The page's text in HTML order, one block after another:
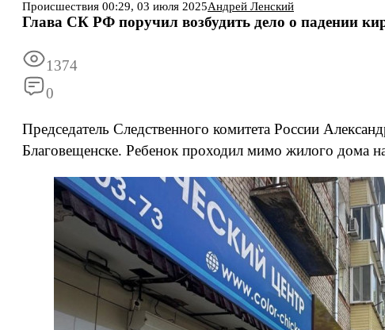
Информация
Происшествия 00:29, 03 июля 2025Андрей Ленский
Глава СК РФ поручил возбудить дело о падении
1374
0
Председатель Следственного комитета России
Благовещенске. Ребенок проходил мимо жилого дома